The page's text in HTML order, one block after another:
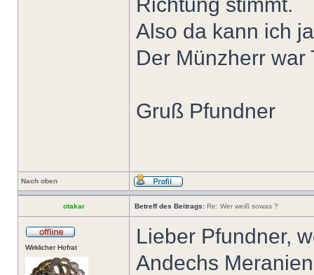
Also da kann ich
Der Münzherr war
Gruß Pfundner
Nach oben
otakar Betreff des Beitrags: Re: Wer weiß sowas ?
Wirklicher Hofrat
Lieber Pfundner,
Andechs